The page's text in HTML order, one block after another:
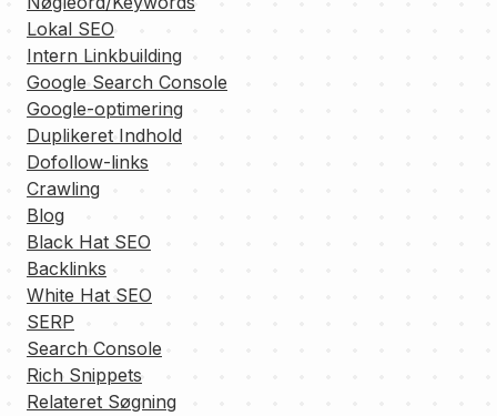
Lokal SEO
Intern Linkbuilding
Google Search Console
Google-optimering
Duplikeret Indhold
Dofollow-links
Crawling
Blog
Black Hat SEO
Backlinks
White Hat SEO
SERP
Search Console
Rich Snippets
Relateret Søgning